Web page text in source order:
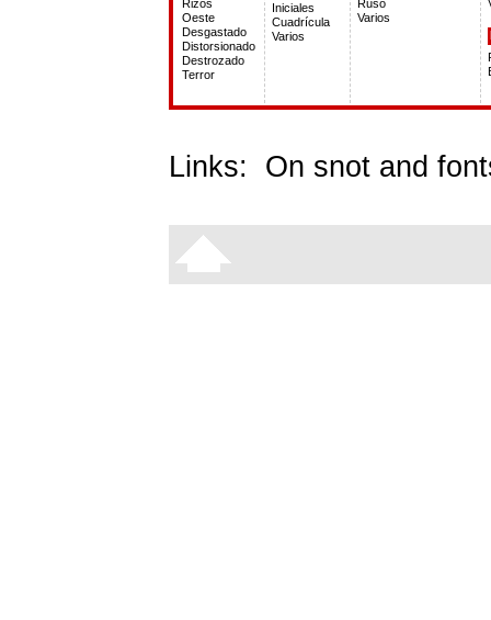
Rizos
Oeste
Desgastado
Distorsionado
Destrozado
Terror
Iniciales
Cuadrícula
Varios
Ruso
Varios
Links: On snot and